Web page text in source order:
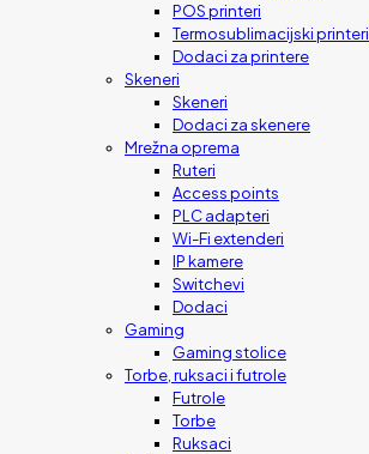
POS printeri
Termosublimacijski printeri
Dodaci za printere
Skeneri
Skeneri
Dodaci za skenere
Mrežna oprema
Ruteri
Access points
PLC adapteri
Wi-Fi extenderi
IP kamere
Switchevi
Dodaci
Gaming
Gaming stolice
Torbe, ruksaci i futrole
Futrole
Torbe
Ruksaci